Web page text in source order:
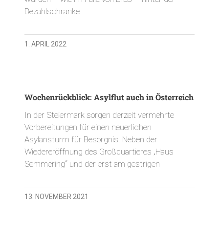
Bezahlschranke
1. APRIL 2022
Wochenrückblick: Asylflut auch in Österreich
In der Steiermark sorgen derzeit vermehrte
Vorbereitungen für einen neuerlichen
Asylansturm für Besorgnis. Neben der
Wiedereröffnung des Großquartieres „Haus
Semmering“ und der erst am gestrigen
13. NOVEMBER 2021